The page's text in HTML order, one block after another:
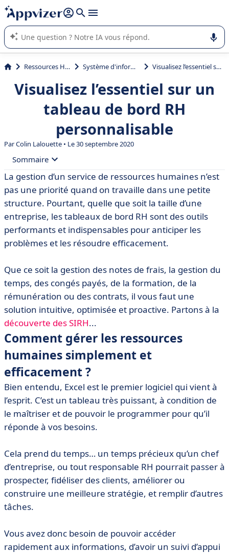
répondre (plusieurs lignes avec
L'IA de Appvizer vous guide dans l'utilisation ou la sélection de
logiciel SaaS en entreprise.
Ressources Humaines (RH) Système d'information RH (SIRH) Visualisez l’essentiel sur un tableau de bord RH personnalisable
Visualisez l’essentiel sur un
tableau de bord RH
personnalisable
Par Colin Lalouette • Le 30 septembre 2020
Sommaire
• Comment gérer les ressources humaines simplement
et efficacement ?
• Quel intérêt avez-vous à investir dans un logiciel RH
performant et personnalisable ?
• Pourquoi construire une politique RH à partir d’un
La gestion d’un service de ressources humaines n’est
pas une priorité quand on travaille dans une petite
structure. Pourtant, quelle que soit la taille d’une
entreprise, les tableaux de bord RH sont des outils
performants et indispensables pour anticiper les
problèmes et les résoudre efficacement.
Que ce soit la gestion des notes de frais, la gestion du
temps, des congés payés, de la formation, de la
rémunération ou des contrats, il vous faut une
solution intuitive, optimisée et proactive. Partons à la
découverte des SIRH...
Comment gérer les ressources
humaines simplement et
efficacement ?
Bien entendu, Excel est le premier logiciel qui vient à
l’esprit. C’est un tableau très puissant, à condition de
le maîtriser et de pouvoir le programmer pour qu’il
réponde à vos besoins.
Cela prend du temps… un temps précieux qu’un chef
d’entreprise, ou tout responsable RH pourrait passer à
prospecter, fidéliser des clients, améliorer ou
construire une meilleure stratégie, et remplir d’autres
tâches.
Vous avez donc besoin de pouvoir accéder
rapidement aux informations, d’avoir un suivi d’appui